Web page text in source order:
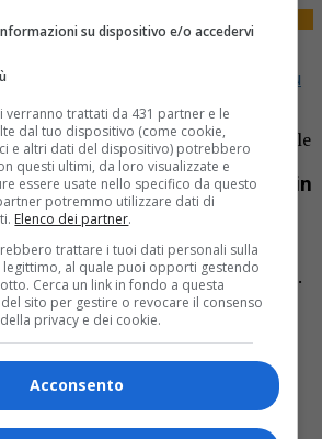
di Biella come
Fonte preferita su
Papagni ricoverato in ospedale
Giuseppe Papagni ricoverato in
Fiat Panda su cui viaggiava don
contro una casa a Camburzano.
nella gionata di ieri, giovedì 23
dal 118, le sue condizioni
gravi. Sul posto anche i carabineri
su dispositivo e/o accedervi
verranno trattati da 431 partner e le
dal tuo dispositivo (come cookie,
e altri dati del dispositivo) potrebbero
questi ultimi, da loro visualizzate e
essere usate nello specifico da questo
potremmo utilizzare dati di
Elenco dei partner.
trattare i tuoi dati personali sulla
legittimo, al quale puoi opporti gestendo
Cerca un link in fondo a questa
sito per gestire o revocare il consenso
privacy e dei cookie.
Acconsento